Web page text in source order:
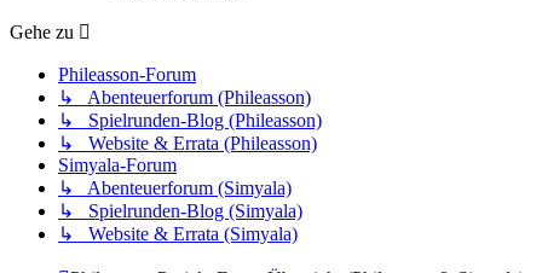
Gehe zu
Phileasson-Forum
↳ Abenteuerforum (Phileasson)
↳ Spielrunden-Blog (Phileasson)
↳ Website & Errata (Phileasson)
Simyala-Forum
↳ Abenteuerforum (Simyala)
↳ Spielrunden-Blog (Simyala)
↳ Website & Errata (Simyala)